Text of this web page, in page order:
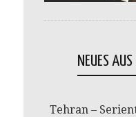
NEUES
Tehran –